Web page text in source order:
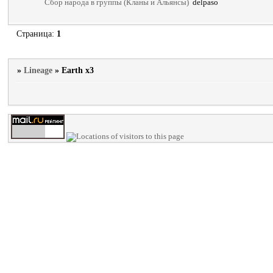
Сбор народа в группы (Кланы и Альянсы) delpaso
Страница: 1
»Lineage »Earth x3